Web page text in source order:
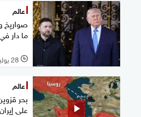
عالم
صواريخ
ما دار
l 28 يوليو 2026
عالم
بحر
على إيران